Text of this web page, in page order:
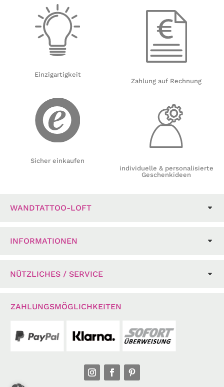
Einzigartigkeit
Sicher einkaufen
Zahlung auf Rechnung
individuelle & personalisierte
Geschenkideen
WANDTATTOO-LOFT
INFORMATIONEN
NÜTZLICHES / SERVICE
ZAHLUNGSMÖGLICHKEITEN